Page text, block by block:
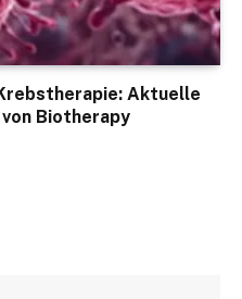
Aktuelle
Biotherapy